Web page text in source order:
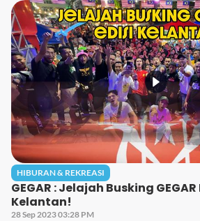
HIBURAN & REKREASI
GEGAR : Jelajah Busking
Kelantan!
28 Sep 2023 03:28 PM